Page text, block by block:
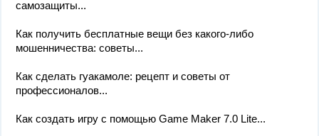
самозащиты...
Как получить бесплатные вещи без какого-либо
мошенничества: советы...
Как сделать гуакамоле: рецепт и советы от
профессионалов...
Как создать игру с помощью Game Maker 7.0 Lite...